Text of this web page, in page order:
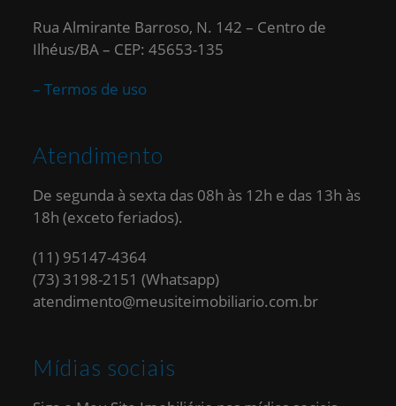
Rua Almirante Barroso, N. 142 – Centro de
Ilhéus/BA – CEP: 45653-135
– Termos de uso
Atendimento
De segunda à sexta das 08h às 12h e das 13h às
18h (exceto feriados).
(11) 95147-4364
(73) 3198-2151 (Whatsapp)
atendimento@meusiteimobiliario.com.br
Mídias sociais